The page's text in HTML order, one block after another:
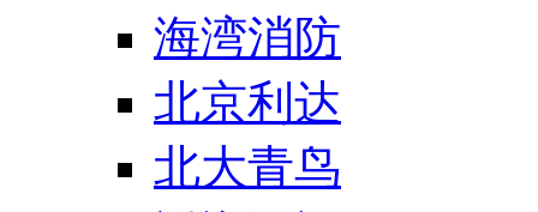
海湾消防
北京利达
北大青鸟